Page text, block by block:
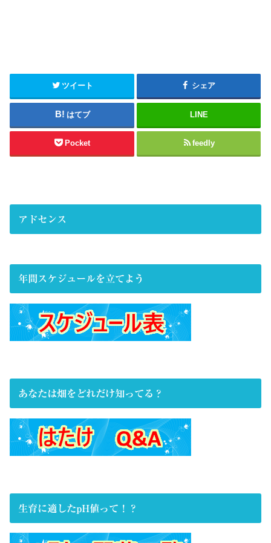
ツイート シェア
はてブ LINE
Pocket feedly
アドセンス
年間スケジュールを立てよう
あなたは畑をどれだけ知ってる？
生育に適したpH値って！？